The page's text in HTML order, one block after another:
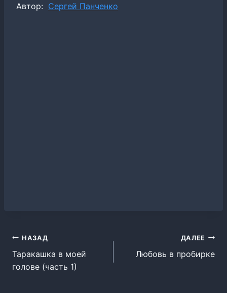
Метки
Автор: Сергей Панченко
Навигация
по
НАЗАД
Таракашка в моей
голове (часть 1)
ДАЛЕЕ
Любовь в пробирке